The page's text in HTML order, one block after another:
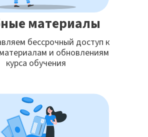
материалы
бессрочный доступ к
и обновлениям
курса обучения